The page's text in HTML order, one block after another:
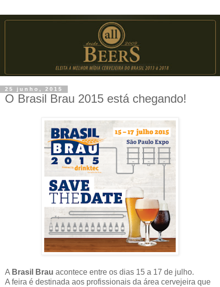
25 junho, 2015
O Brasil Brau 2015 está chegando!
A Brasil Brau acontece entre os dias 15 a 17 de julho.
A feira é destinada aos profissionais da área cervejeira que